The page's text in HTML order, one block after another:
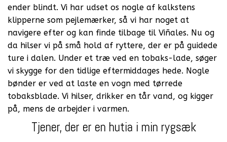
ender blindt. Vi har udset os nogle af kalkstens
klipperne som pejlemærker, så vi har noget at
navigere efter og kan finde tilbage til Viñales. Nu og
da hilser vi på små hold af ryttere, der er på guidede
ture i dalen. Under et træ ved en tobaks-lade, søger
vi skygge for den tidlige eftermiddages hede. Nogle
bønder er ved at laste en vogn med tørrede
tobaksblade. Vi hilser, drikker en tår vand, og kigger
på, mens de arbejder i varmen.
Tjener, der er en hutia i min rygsæk